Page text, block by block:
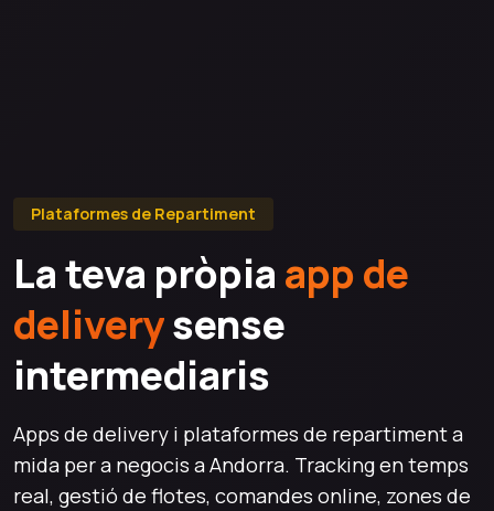
Plataformes de Repartiment
La teva pròpia app de
deliverysense
intermediaris
Apps de delivery i plataformes de repartiment a
mida per a negocis a Andorra. Tracking en temps
real, gestió de flotes, comandes online, zones de